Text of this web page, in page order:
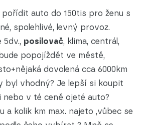
auto do 150tis pro ženu s
spolehlivé, levný provoz.
5dv., posilovač, klima, centrál,
popojíždět ve městě,
dovolená cca 6000km
byl vhodný? Je lepší si koupit
nebo v té ceně ojeté auto?
a kolik km max. najeto ,vůbec se